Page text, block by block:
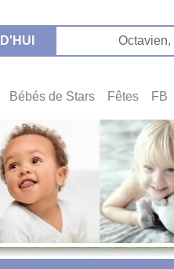
Octavien,
Bébés de Stars Fêtes FB